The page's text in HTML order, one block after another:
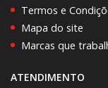
Termos e
Mapa do site
Marcas que
ATENDIMENTO